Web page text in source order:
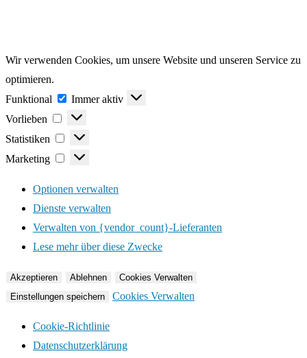
Wir verwenden Cookies, um unsere Website und unseren Service zu
optimieren.
Funktional
Funktional
Immer aktiv
Vorlieben
Vorlieben
Statistiken
Statistiken
Marketing
Marketing
Optionen verwalten
Dienste verwalten
Verwalten von {vendor_count}-Lieferanten
Lese mehr über diese Zwecke
Akzeptieren Ablehnen
Cookies Verwalten
Einstellungen speichern
Cookies Verwalten
Cookie-Richtlinie
Datenschutzerklärung